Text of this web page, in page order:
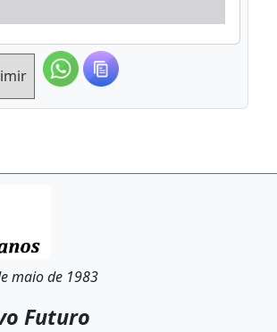
maio de 1983
Futuro